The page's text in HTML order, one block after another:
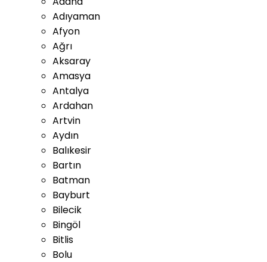
Adıyaman
Afyon
Ağrı
Aksaray
Amasya
Antalya
Ardahan
Artvin
Aydın
Balıkesir
Bartın
Batman
Bayburt
Bilecik
Bingöl
Bitlis
Bolu